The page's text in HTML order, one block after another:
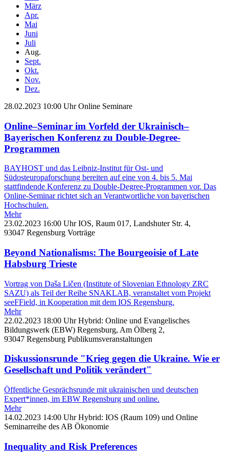
März
Apr.
Mai
Juni
Juli
Aug.
Sept.
Okt.
Nov.
Dez.
28.02.2023 10:00 Uhr Online Seminare
Online–Seminar im Vorfeld der Ukrainisch–
Bayerischen Konferenz zu Double-Degree-
Programmen
BAYHOST und das Leibniz-Institut für Ost- und
Südosteuropaforschung bereiten auf eine von 4. bis 5. Mai
stattfindende Konferenz zu Double-Degree-Programmen vor. Das
Online-Seminar richtet sich an Verantwortliche von bayerischen
Hochschulen.
Mehr
23.02.2023 16:00 Uhr IOS, Raum 017, Landshuter Str. 4,
93047 Regensburg Vorträge
Beyond Nationalisms: The Bourgeoisie of Late
Habsburg Trieste
Vortrag von Daša Ličen (Institute of Slovenian Ethnology ZRC
SAZU) als Teil der Reihe SNAKLAB, veranstaltet vom Projekt
seeFField, in Kooperation mit dem IOS Regensburg.
Mehr
22.02.2023 18:00 Uhr Hybrid: Online und Evangelisches
Bildungswerk (EBW) Regensburg, Am Ölberg 2,
93047 Regensburg Publikumsveranstaltungen
Diskussionsrunde "Krieg gegen die Ukraine. Wie er
Gesellschaft und Politik verändert"
Öffentliche Gesprächsrunde mit ukrainischen und deutschen
Expert*innen, im EBW Regensburg und online.
Mehr
14.02.2023 14:00 Uhr Hybrid: IOS (Raum 109) und Online
Seminarreihe des AB Ökonomie
Inequality and Risk Preferences